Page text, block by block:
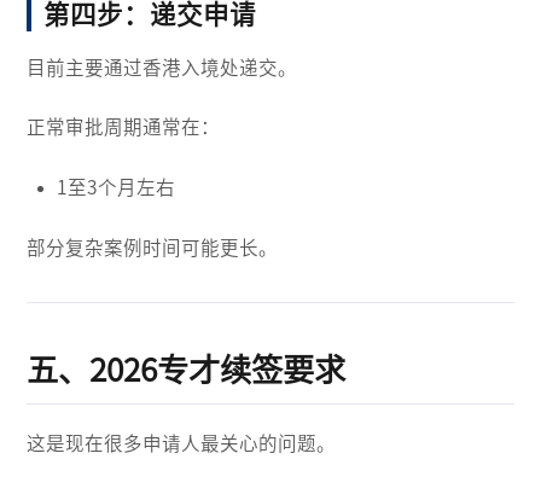
第四步：递交申请
目前主要通过香港入境处递交。
正常审批周期通常在：
1至3个月左右
部分复杂案例时间可能更长。
五、2026专才续签要求
这是现在很多申请人最关心的问题。